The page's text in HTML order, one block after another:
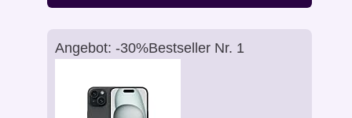
Angebot: -30%Bestseller Nr. 1